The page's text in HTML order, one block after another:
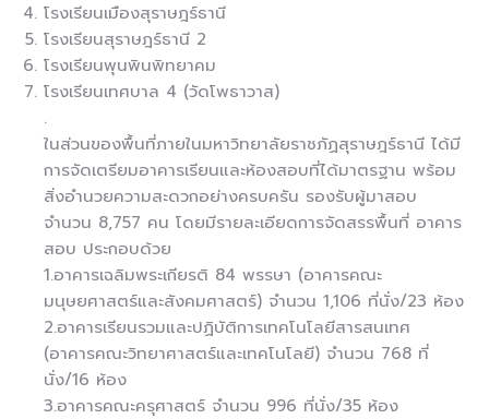
โรงเรียนเมืองสุราษฎร์ธานี
โรงเรียนสุราษฎร์ธานี 2
โรงเรียนพุนพินพิทยาคม
โรงเรียนเทศบาล 4 (วัดโพธาวาส)
.
ในส่วนของพื้นที่ภายในมหาวิทยาลัยราชภัฏสุราษฎร์ธานี ได้มี
การจัดเตรียมอาคารเรียนและห้องสอบที่ได้มาตรฐาน พร้อม
สิ่งอำนวยความสะดวกอย่างครบครัน รองรับผู้มาสอบ
จำนวน 8,757 คน โดยมีรายละเอียดการจัดสรรพื้นที่ อาคาร
สอบ ประกอบด้วย
1.อาคารเฉลิมพระเกียรติ 84 พรรษา (อาคารคณะ
มนุษยศาสตร์และสังคมศาสตร์) จำนวน 1,106 ที่นั่ง/23 ห้อง
2.อาคารเรียนรวมและปฏิบัติการเทคโนโลยีสารสนเทศ
(อาคารคณะวิทยาศาสตร์และเทคโนโลยี) จำนวน 768 ที่
นั่ง/16 ห้อง
3.อาคารคณะครุศาสตร์ จำนวน 996 ที่นั่ง/35 ห้อง